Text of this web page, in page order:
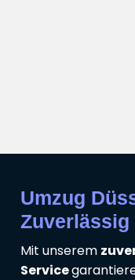
Umzug
Mit unserem
Service